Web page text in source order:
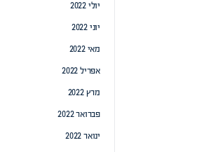
יולי 2022
יוני 2022
מאי 2022
אפריל 2022
מרץ 2022
פברואר 2022
ינואר 2022